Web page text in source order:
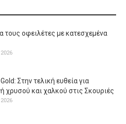
τους οφειλέτες με κατεσχεμένα
Στην τελική ευθεία για
χρυσού και χαλκού στις Σκουριές